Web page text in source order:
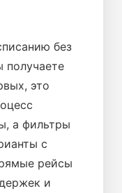
без
получаете
это
а фильтры
с
рейсы
и